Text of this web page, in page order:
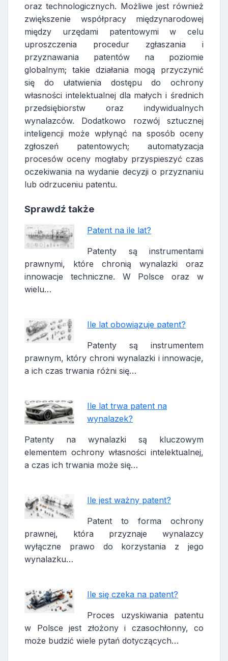
oraz technologicznych. Możliwe jest również
zwiększenie współpracy międzynarodowej
między urzędami patentowymi w celu
uproszczenia procedur zgłaszania i
przyznawania patentów na poziomie
globalnym; takie działania mogą przyczynić
się do ułatwienia dostępu do ochrony
własności intelektualnej dla małych i średnich
przedsiębiorstw oraz indywidualnych
wynalazców. Dodatkowo rozwój sztucznej
inteligencji może wpłynąć na sposób oceny
zgłoszeń patentowych; automatyzacja
procesów oceny mogłaby przyspieszyć czas
oczekiwania na wydanie decyzji o przyznaniu
lub odrzuceniu patentu.
Sprawdź także
Patent na ile lat?
Patenty są instrumentami
prawnymi, które chronią wynalazki oraz
innowacje techniczne. W Polsce oraz w
wielu…
Ile lat obowiązuje patent?
Patenty są instrumentem
prawnym, który chroni wynalazki i innowacje,
a ich czas trwania różni się…
Ile lat trwa patent na
wynalazek?
Patenty na wynalazki są kluczowym
elementem ochrony własności intelektualnej,
a czas ich trwania może się…
Ile jest ważny patent?
Patent to forma ochrony
prawnej, która przyznaje wynalazcy
wyłączne prawo do korzystania z jego
wynalazku…
Ile się czeka na patent?
Proces uzyskiwania patentu
w Polsce jest złożony i czasochłonny, co
może budzić wiele pytań dotyczących…